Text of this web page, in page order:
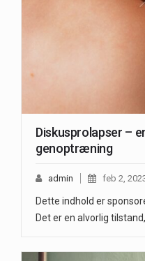
Diskusprolapser –
genoptræning
admin feb 2,
Dette indhold er
Det er en alvorlig